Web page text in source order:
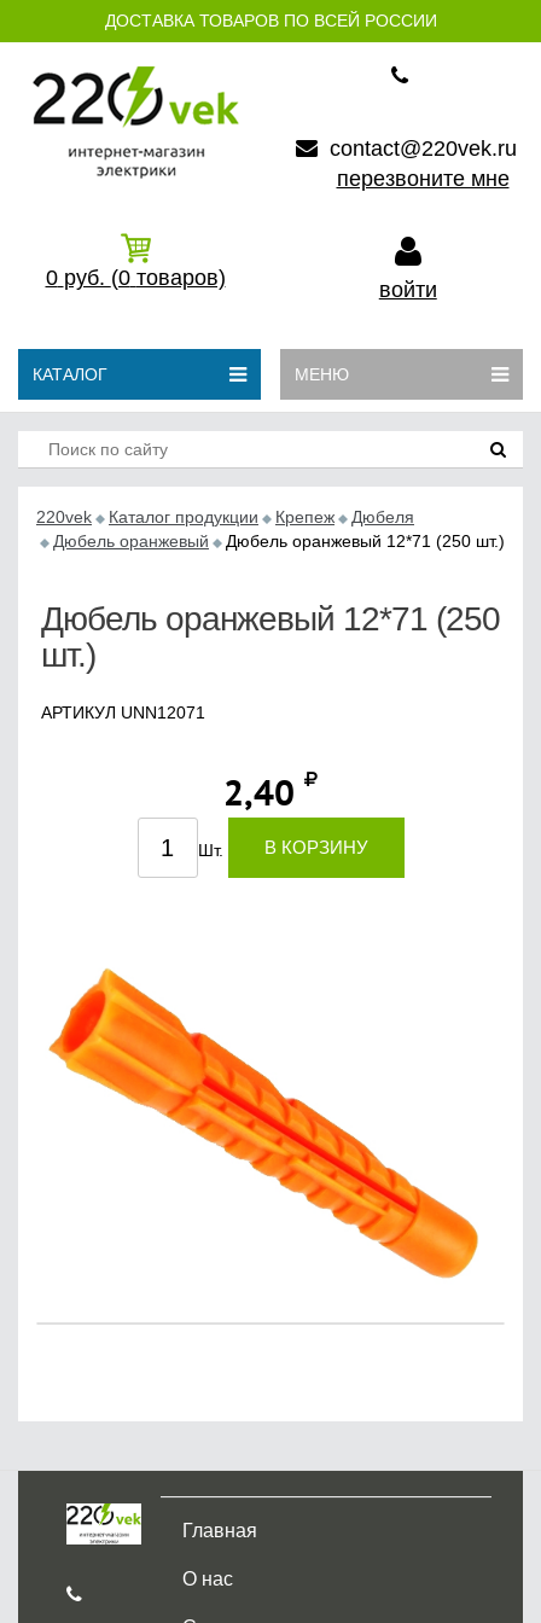
ДОСТАВКА ТОВАРОВ ПО ВСЕЙ РОССИИ
contact@220vek.ru
перезвоните мне
0 руб. (0 товаров) войти
КАТАЛОГ МЕНЮ
220vek Каталог продукции Крепеж
Дюбеля
Дюбель оранжевый
Дюбель оранжевый 12*71 (250 шт.)
Дюбель оранжевый 12*71 (250
шт.)
АРТИКУЛ UNN12071
2,40
Шт. В КОРЗИНУ
Главная
О нас